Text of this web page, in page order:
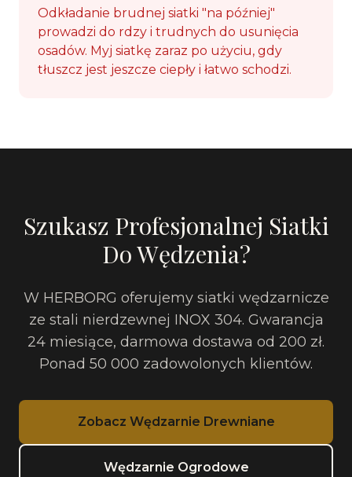
Odkładanie brudnej siatki "na później"
prowadzi do rdzy i trudnych do usunięcia
osadów. Myj siatkę zaraz po użyciu, gdy
tłuszcz jest jeszcze ciepły i łatwo schodzi.
Szukasz Profesjonalnej Siatki
Do Wędzenia?
W HERBORG oferujemy siatki wędzarnicze
ze stali nierdzewnej INOX 304. Gwarancja
24 miesiące, darmowa dostawa od 200 zł.
Ponad 50 000 zadowolonych klientów.
Zobacz Wędzarnie Drewniane
Wędzarnie Ogrodowe